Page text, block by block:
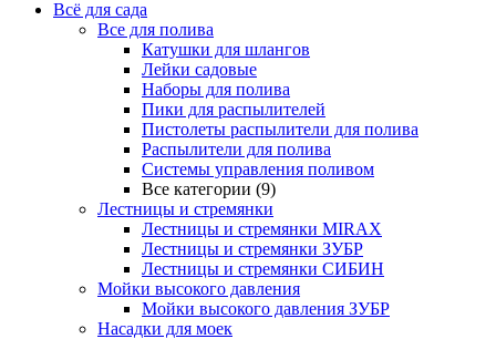
Всё для сада
Все для полива
Катушки для шлангов
Лейки садовые
Наборы для полива
Пики для распылителей
Пистолеты распылители для полива
Распылители для полива
Системы управления поливом
Все категории (9)
Лестницы и стремянки
Лестницы и стремянки MIRAX
Лестницы и стремянки ЗУБР
Лестницы и стремянки СИБИН
Мойки высокого давления
Мойки высокого давления ЗУБР
Насадки для моек